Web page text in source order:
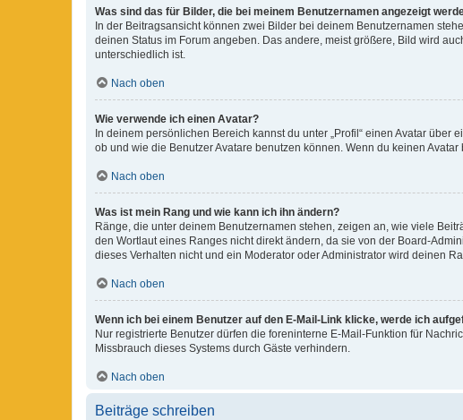
Was sind das für Bilder, die bei meinem Benutzernamen angezeigt
In der Beitragsansicht können zwei Bilder bei deinem Benutzernamen
deinen Status im Forum angeben. Das andere, meist größere, Bild wird
unterschiedlich ist.
Nach oben
Wie verwende ich einen Avatar?
In deinem persönlichen Bereich kannst du unter „Profil“ einen Avatar
ob und wie die Benutzer Avatare benutzen können. Wenn du keinen
Nach oben
Was ist mein Rang und wie kann ich ihn ändern?
Ränge, die unter deinem Benutzernamen stehen, zeigen an, wie viele
den Wortlaut eines Ranges nicht direkt ändern, da sie von der Board-
dieses Verhalten nicht und ein Moderator oder Administrator wird deinen
Nach oben
Wenn ich bei einem Benutzer auf den E-Mail-Link klicke, werde ich
Nur registrierte Benutzer dürfen die foreninterne E-Mail-Funktion für
Missbrauch dieses Systems durch Gäste verhindern.
Nach oben
Beiträge schreiben